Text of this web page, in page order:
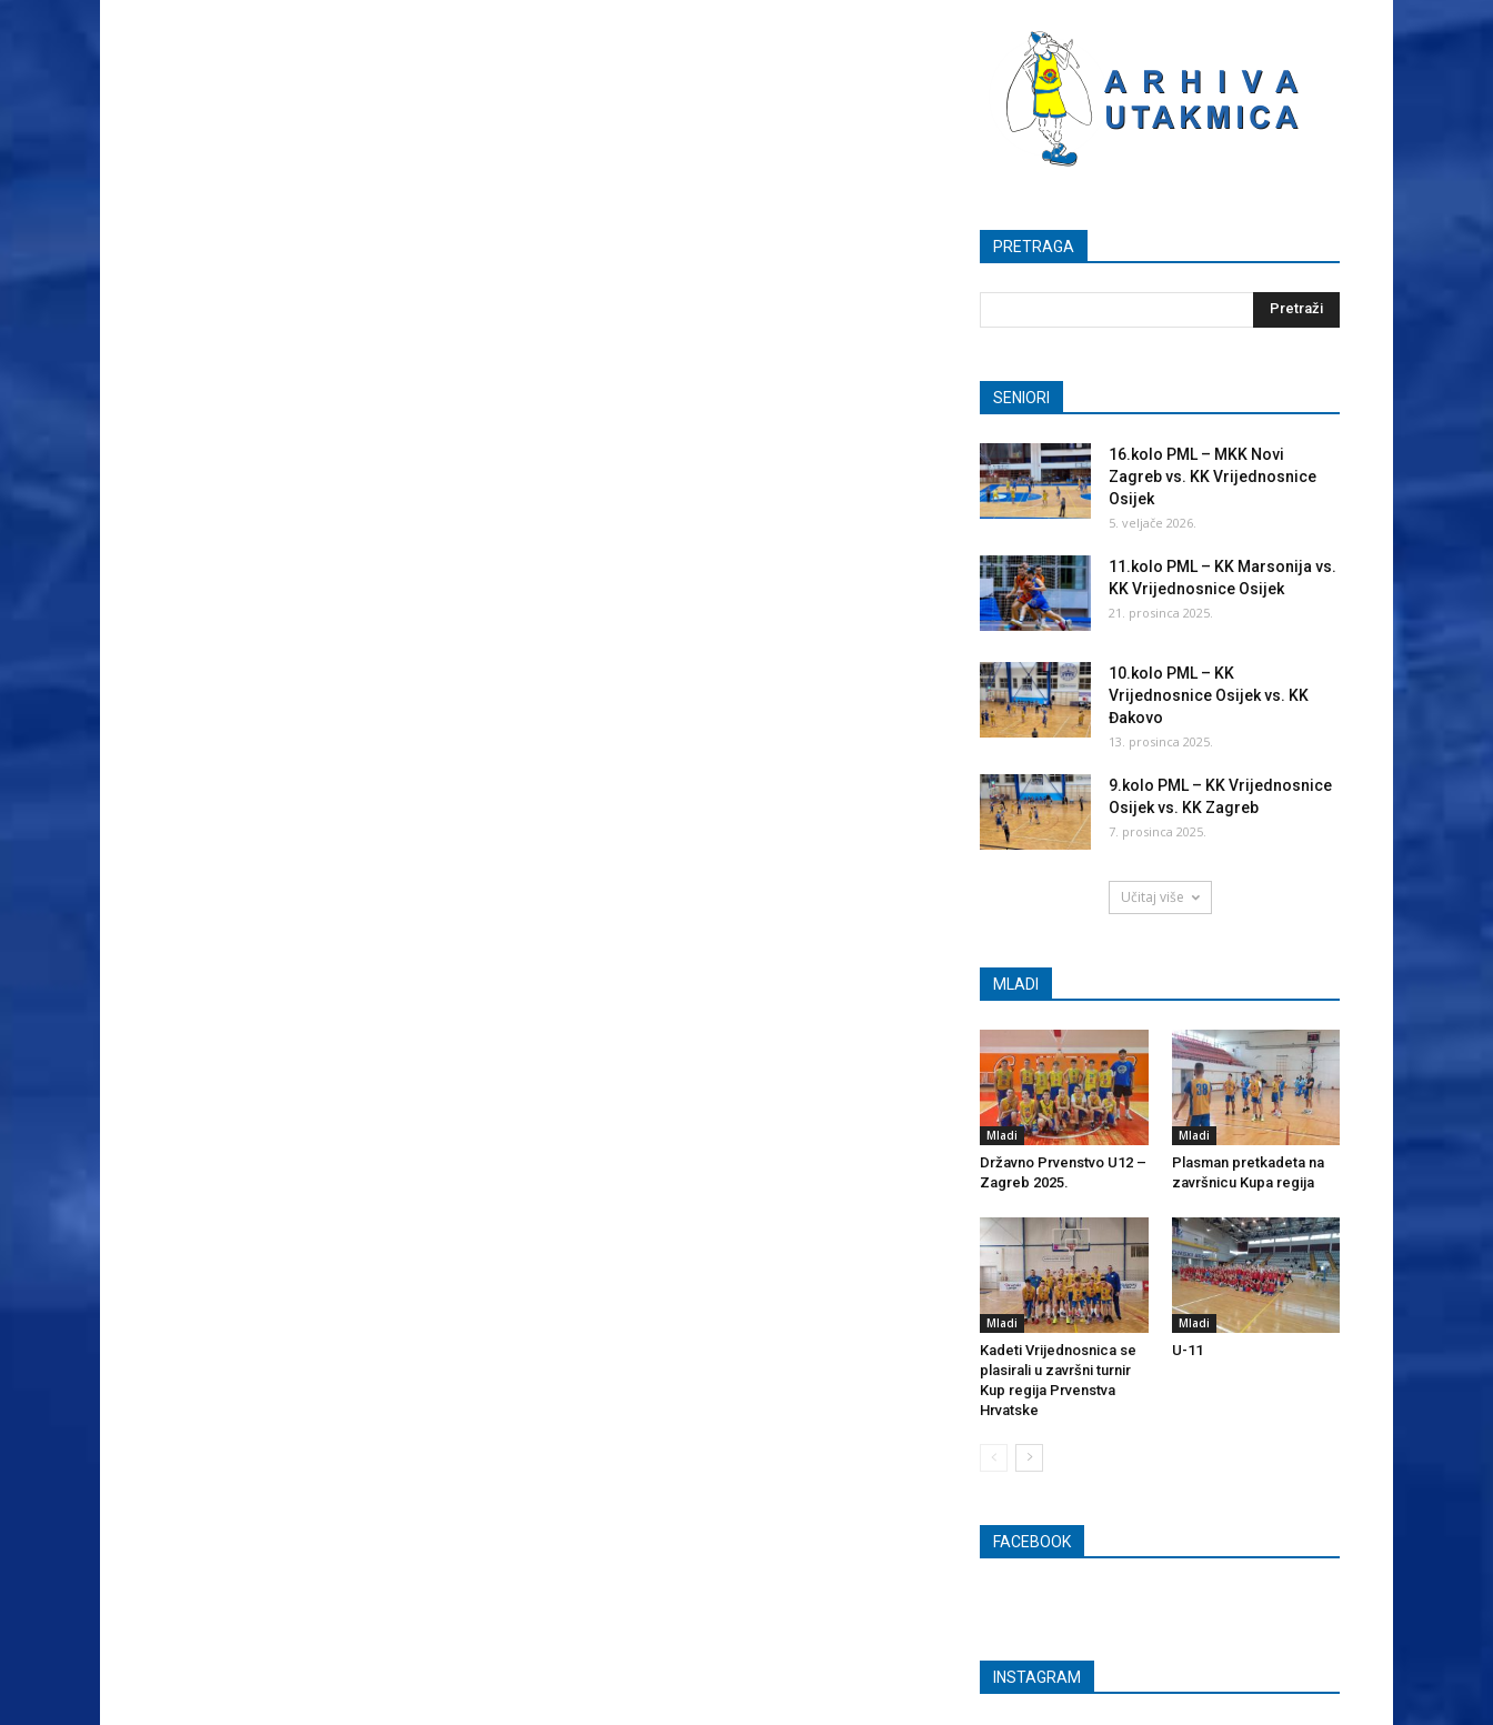
PRETRAGA
SENIORI
16.kolo PML – MKK Novi
Zagreb vs. KK Vrijednosnice
Osijek
5. veljače 2026.
11.kolo PML – KK Marsonija vs.
KK Vrijednosnice Osijek
21. prosinca 2025.
10.kolo PML – KK
Vrijednosnice Osijek vs. KK
Đakovo
13. prosinca 2025.
9.kolo PML – KK Vrijednosnice
Osijek vs. KK Zagreb
7. prosinca 2025.
Učitaj više
MLADI
Mladi
Državno Prvenstvo U12 –
Zagreb 2025.
Mladi
Plasman pretkadeta na
završnicu Kupa regija
Mladi
Kadeti Vrijednosnica se
plasirali u završni turnir
Kup regija Prvenstva
Hrvatske
Mladi
U-11
FACEBOOK
INSTAGRAM